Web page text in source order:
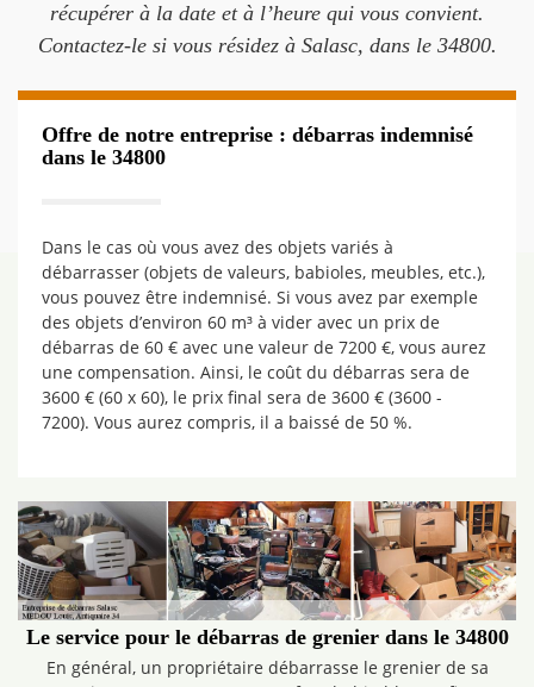
récupérer à la date et à l’heure qui vous convient.
Contactez-le si vous résidez à Salasc, dans le 34800.
Offre de notre entreprise : débarras indemnisé
dans le 34800
Dans le cas où vous avez des objets variés à
débarrasser (objets de valeurs, babioles, meubles, etc.),
vous pouvez être indemnisé. Si vous avez par exemple
des objets d’environ 60 m³ à vider avec un prix de
débarras de 60 € avec une valeur de 7200 €, vous aurez
une compensation. Ainsi, le coût du débarras sera de
3600 € (60 x 60), le prix final sera de 3600 € (3600 -
7200). Vous aurez compris, il a baissé de 50 %.
Le service pour le débarras de grenier dans le 34800
En général, un propriétaire débarrasse le grenier de sa